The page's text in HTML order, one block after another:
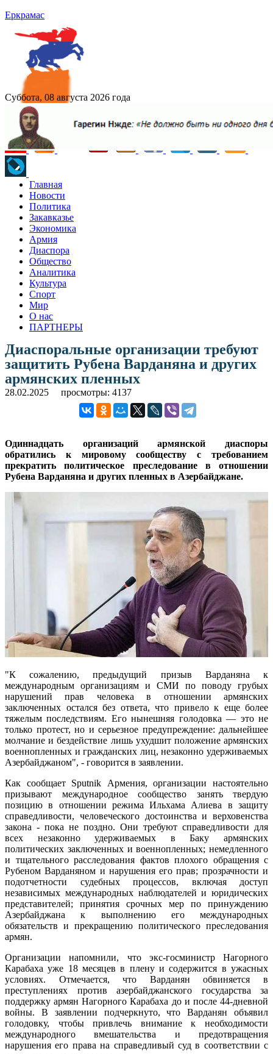
Еркрамас
Суббота, 08 августа 2026 года
Главная
Новости
Политика
Закавказье
Экономика
Армия
Диаспора
Общество
Аналитика
Культура
Спорт
Мир
О нас
ПАРТНЕРЫ
Диаспоральные организации требуют
защитить Рубена Варданяна и других
армянских пленных
28.02.2025 просмотры: 4137
Одиннадцать организаций армянской диаспоры
обратились к мировому сообществу с требованием
прекратить политическое преследование в отношении
Рубена Варданяна и других пленных в Азербайджане.
"К сожалению, предыдущий призыв Варданяна к
международным организациям и СМИ по поводу грубых
нарушений прав человека в отношении армянских
заключенных остался без ответа, что привело к еще более
тяжелым последствиям. Его нынешняя голодовка — это не
только протест, но и серьезное предупреждение: дальнейшее
молчание и бездействие лишь ухудшит положение армянских
военнопленных и гражданских лиц, незаконно удерживаемых
Азербайджаном", - говорится в заявлении.
Как сообщает Sputnik Армения, организации настоятельно
призывают международное сообщество занять твердую
позицию в отношении режима Ильхама Алиева в защиту
справедливости, человеческого достоинства и верховенства
закона - пока не поздно. Они требуют справедливости для
всех незаконно удерживаемых в Баку армянских
политических заключенных и военнопленных; немедленного
и тщательного расследования фактов плохого обращения с
Рубеном Варданяном и нарушения его прав; прозрачности и
подотчетности судебных процессов, включая доступ
независимых международных наблюдателей и юридических
представителей; принятия срочных мер по принуждению
Азербайджана к выполнению его международных
обязательств и прекращению политического преследования
армян.
Организации напомнили, что экс-госминистр Нагорного
Карабаха уже 18 месяцев в плену и содержится в ужасных
условиях. Отмечается, что Варданян обвиняется в
преступлениях против азербайджанского государства за
поддержку армян Нагорного Карабаха до и после 44-дневной
войны. В заявлении подчеркнуто, что Варданян объявил
голодовку, чтобы привлечь внимание к необходимости
международного вмешательства и предотвращения
нарушения его права на справедливый суд в соответствии с